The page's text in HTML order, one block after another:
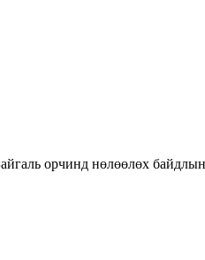
орчинд нөлөөлөх байдлын